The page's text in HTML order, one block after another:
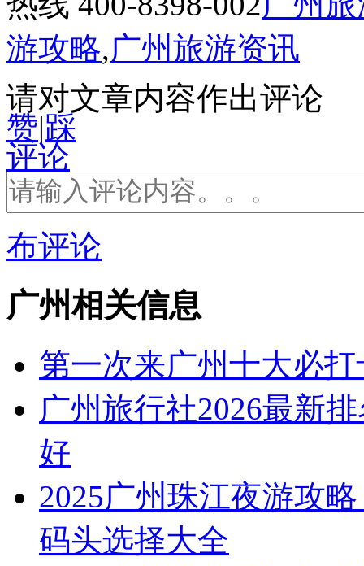
游攻略,广州旅游资讯
请对文章内容作出评论
赞|踩
评论
布评论
广州相关信息
第一次来广州十大必
广州旅行社2026最新
好
2025广州珠江夜游攻
码头选择大全